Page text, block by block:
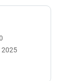
2025